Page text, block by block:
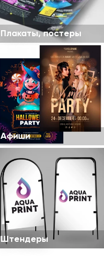
Плакаты, постеры
Афиши
Штендеры